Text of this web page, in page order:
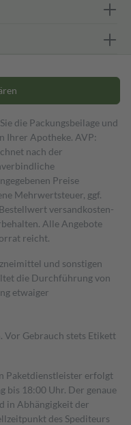
die Packungsbeilage und
Ihrer Apotheke. AVP:
nach der
Preise
Mehrwertsteuer, ggf.
versand­kosten­
Alle Angebote
reicht.
und sonstigen
die Durchführung von
etwaiger
Vor Gebrauch stets Etikett
Paketdienstleister erfolgt
bis 18:00 Uhr. Der genaue
in Abhängigkeit der
des Spediteurs